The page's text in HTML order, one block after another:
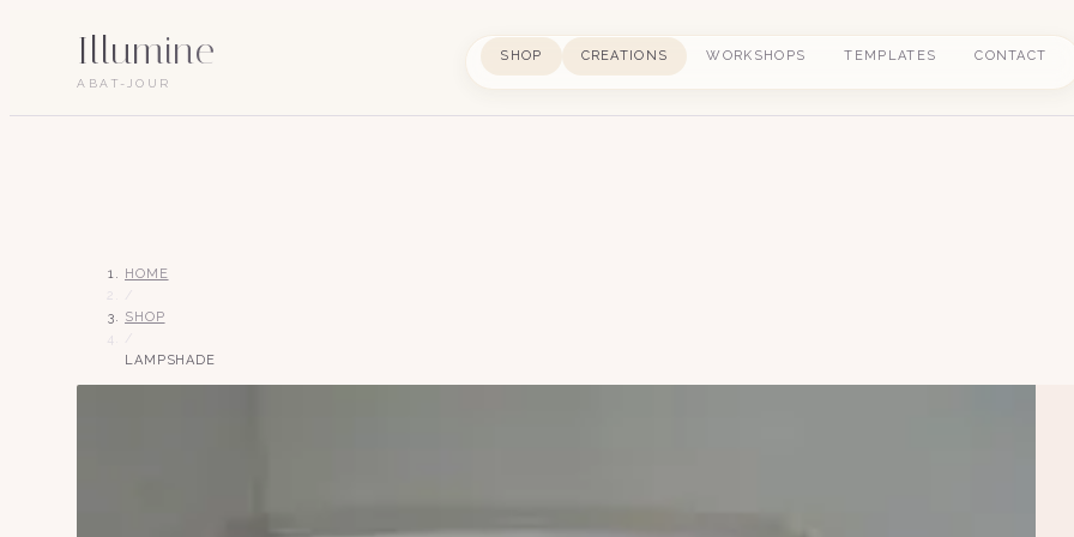
Illumine
ABAT-JOUR
SHOP CREATIONS WORKSHOPS TEMPLATES CONTACT
HOME
SHOP
LAMPSHADE